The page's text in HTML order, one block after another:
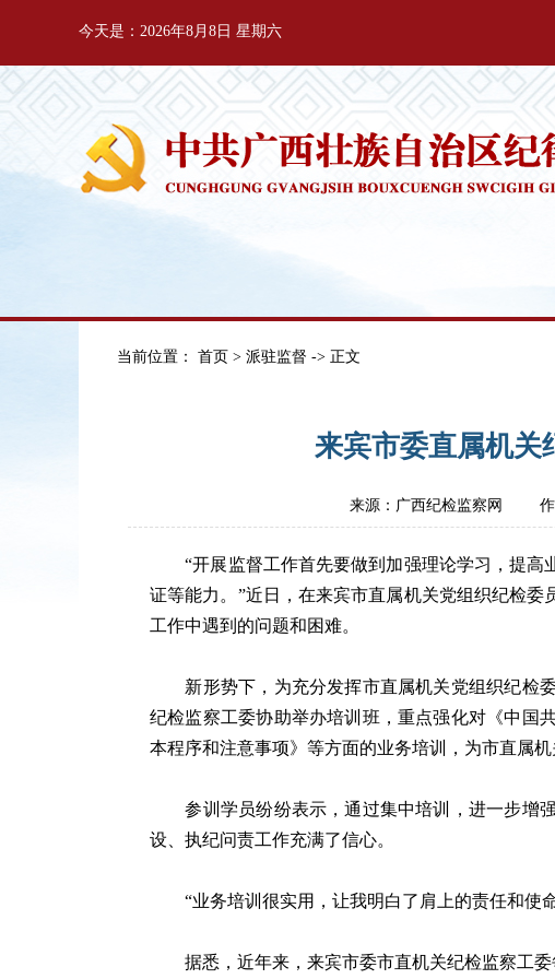
今天是：2026年8月8日 星期六
当前位置： 首页 > 派驻监督 -> 正文
来宾市委直属机关
来源：广西纪检监察网
“开展监督工作首先要做到加强理论学习，提高
证等能力。”近日，在来宾市直属机关党组织纪检
工作中遇到的问题和困难。
新形势下，为充分发挥市直属机关党组织纪检委
纪检监察工委协助举办培训班，重点强化对《中国
本程序和注意事项》等方面的业务培训，为市直属
参训学员纷纷表示，通过集中培训，进一步增强
设、执纪问责工作充满了信心。
“业务培训很实用，让我明白了肩上的责任和使命
据悉，近年来，来宾市委市直机关纪检监察工委